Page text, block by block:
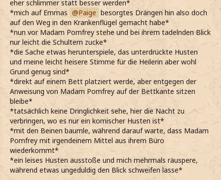
eher schlimmer statt besser werden*
*mich auf Emmas
Paige besorgtes Drängen hin also doch
auf den Weg in den Krankenflügel gemacht habe*
*nun vor Madam Pomfrey stehe und bei ihrem tadelnden Blick
nur leicht die Schultern zucke*
*die Sache etwas herunterspiele, das unterdrückte Husten
und meine leicht heisere Stimme für die Heilerin aber wohl
Grund genug sind*
*direkt auf einem Bett platziert werde, aber entgegen der
Anweisung von Madam Pomfrey auf der Bettkante sitzen
bleibe*
*tatsächlich keine Dringlichkeit sehe, hier die Nacht zu
verbringen, wo es nur ein komischer Husten ist*
*mit den Beinen baumle, während darauf warte, dass Madam
Pomfrey mit irgendeinem Mittel aus ihrem Büro
wiederkommt*
*ein leises Husten ausstoße und mich mehrmals räuspere,
während etwas ungeduldig den Blick schweifen lasse*